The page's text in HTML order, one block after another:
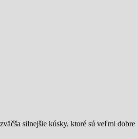
silnejšie kúsky, ktoré sú veľmi dobre